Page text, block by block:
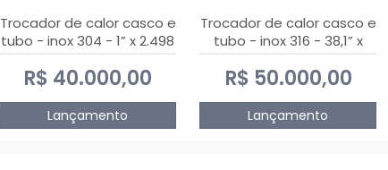
Trocador de calor casco e
tubo - inox 304 - 1” x 2.498
mm
R$ 40.000,00
Lançamento
Trocador de calor casco e
tubo - inox 316 - 38,1” x
2.030 mm
R$ 50.000,00
Lançamento